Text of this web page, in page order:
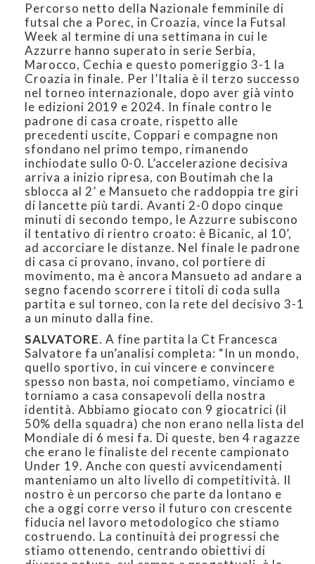
Percorso netto della Nazionale femminile di
futsal che a Porec, in Croazia, vince la Futsal
Week al termine di una settimana in cui le
Azzurre hanno superato in serie Serbia,
Marocco, Cechia e questo pomeriggio 3-1 la
Croazia in finale. Per l’Italia è il terzo successo
nel torneo internazionale, dopo aver già vinto
le edizioni 2019 e 2024. In finale contro le
padrone di casa croate, rispetto alle
precedenti uscite, Coppari e compagne non
sfondano nel primo tempo, rimanendo
inchiodate sullo 0-0. L’accelerazione decisiva
arriva a inizio ripresa, con Boutimah che la
sblocca al 2’ e Mansueto che raddoppia tre giri
di lancette più tardi. Avanti 2-0 dopo cinque
minuti di secondo tempo, le Azzurre subiscono
il tentativo di rientro croato: è Bicanic, al 10’,
ad accorciare le distanze. Nel finale le padrone
di casa ci provano, invano, col portiere di
movimento, ma è ancora Mansueto ad andare a
segno facendo scorrere i titoli di coda sulla
partita e sul torneo, con la rete del decisivo 3-1
a un minuto dalla fine.
SALVATORE. A fine partita la Ct Francesca
Salvatore fa un’analisi completa: “In un mondo,
quello sportivo, in cui vincere e convincere
spesso non basta, noi competiamo, vinciamo e
torniamo a casa consapevoli della nostra
identità. Abbiamo giocato con 9 giocatrici (il
50% della squadra) che non erano nella lista del
Mondiale di 6 mesi fa. Di queste, ben 4 ragazze
che erano le finaliste del recente campionato
Under 19. Anche con questi avvicendamenti
manteniamo un alto livello di competitività. Il
nostro è un percorso che parte da lontano e
che a oggi corre verso il futuro con crescente
fiducia nel lavoro metodologico che stiamo
costruendo. La continuità dei progressi che
stiamo ottenendo, centrando obiettivi di